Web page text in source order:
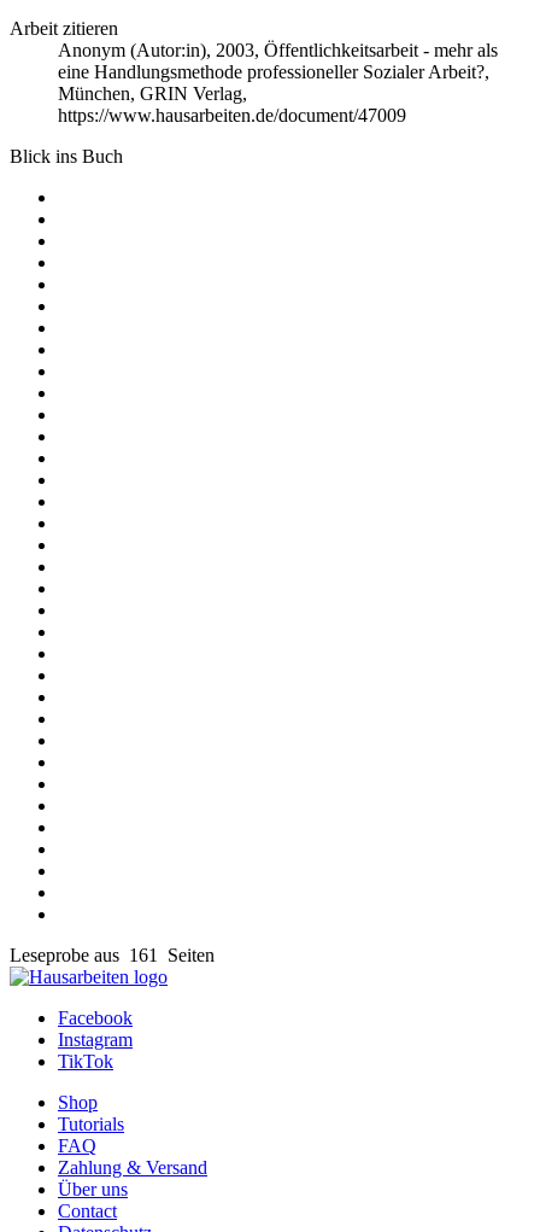
Arbeit zitieren
Anonym (Autor:in), 2003, Öffentlichkeitsarbeit - mehr als
eine Handlungsmethode professioneller Sozialer Arbeit?,
München, GRIN Verlag,
https://www.hausarbeiten.de/document/47009
Blick ins Buch
Leseprobe aus 161 Seiten
Facebook
Instagram
TikTok
Shop
Tutorials
FAQ
Zahlung & Versand
Über uns
Contact